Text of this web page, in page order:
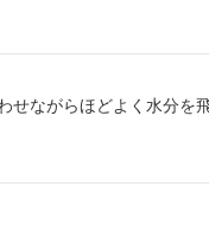
せながらほどよく水分を